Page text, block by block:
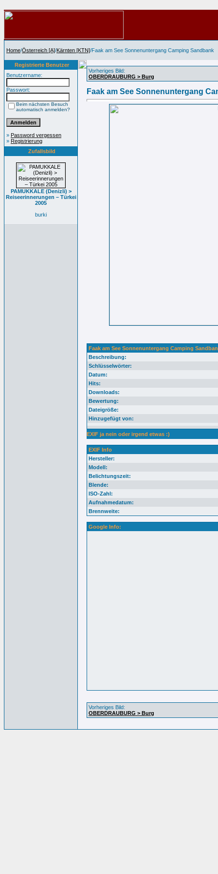
Home/Österreich [A]/Kärnten [KTN]/Faak am See Sonnenuntergang Camping Sandbank
Registrierte Benutzer
Benutzername:
Passwort:
Beim nächsten Besuch
automatisch anmelden?
» Password vergessen
» Registrierung
Zufallsbild
PAMUKKALE (Denizli) >
Reiseerinnerungen – Türkei
2005
burki
Vorheriges Bild:
OBERDRAUBURG > Burg
Faak am See Sonnenuntergang
Faak am See Sonnenuntergang Camping
Beschreibung:
Schlüsselwörter:
Datum:
Hits:
Downloads:
Bewertung:
Dateigröße:
Hinzugefügt von:
EXIF ja nein oder irgend etwas :)
EXIF Info
Hersteller:
Modell:
Belichtungszeit:
Blende:
ISO-Zahl:
Aufnahmedatum:
Brennweite:
Google Info:
Vorheriges Bild:
OBERDRAUBURG > Burg